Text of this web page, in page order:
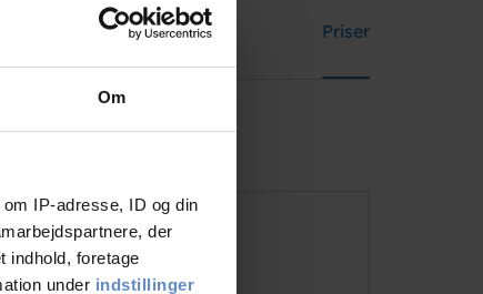
Om
IP-adresse, ID og din
der
indhold, foretage
under indstillinger
Maker Priser
and contact info
Amerikavej 24, 9500 Hobro